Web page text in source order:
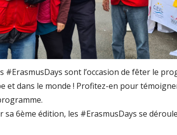
#ErasmusDays sont l’occasion de fêter le
et dans le monde ! Profitez-en pour
sa 6ème édition, les #ErasmusDays se